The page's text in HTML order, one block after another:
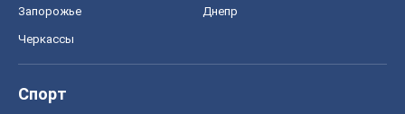
Запорожье Днепр
Черкассы
Спорт